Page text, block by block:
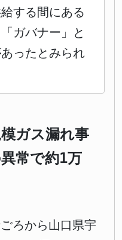
する間にある
ガバナー」と
ったとみられ
ガス漏れ事
常で約1万
ろから山口県宇